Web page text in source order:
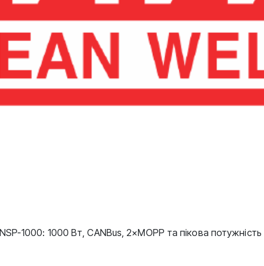
1000: 1000 Вт, CANBus, 2×MOPP та пікова потужність